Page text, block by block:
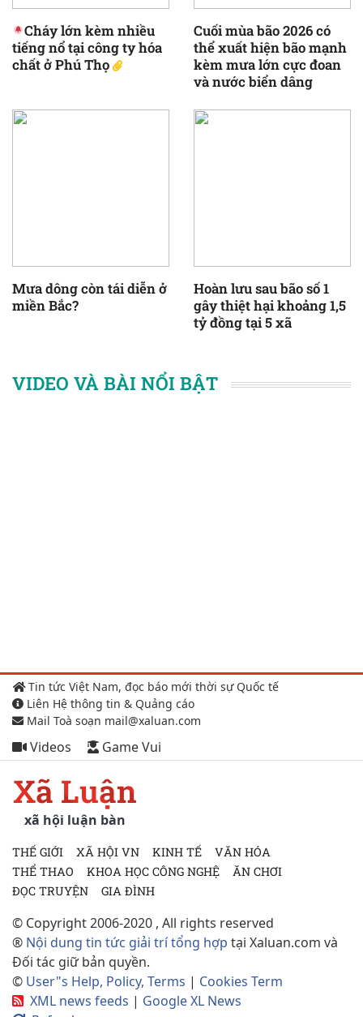
Cháy lớn kèm nhiều
tiếng nổ tại công ty hóa
chất ở Phú Thọ
Cuối mùa bão 2026 có
thể xuất hiện bão mạnh
kèm mưa lớn cực đoan
và nước biển dâng
Mưa dông còn tái diễn ở
miền Bắc?
Hoàn lưu sau bão số 1
gây thiệt hại khoảng 1,5
tỷ đồng tại 5 xã
VIDEO VÀ BÀI NỔI BẬT
Tin tức Việt Nam, đọc báo mới thời sự Quốc tế
Liên Hệ thông tin & Quảng cáo
Mail Toà soạn mail@xaluan.com
Videos Game Vui
Xã Luận
xã hội luận bàn
THẾ GIỚI XÃ HỘI VN KINH TẾ
VĂN HÓA
THỂ THAO
KHOA HỌC CÔNG NGHỆ
ĂN CHƠI
ĐỌC TRUYỆN
GIA ĐÌNH
© Copyright 2006-2020 , All rights reserved
® Nội dung tin tức giải trí tổng hợp tại Xaluan.com và
Đối tác giữ bản quyền.
© User"s Help, Policy, Terms | Cookies Term
XML news feeds | Google XL News